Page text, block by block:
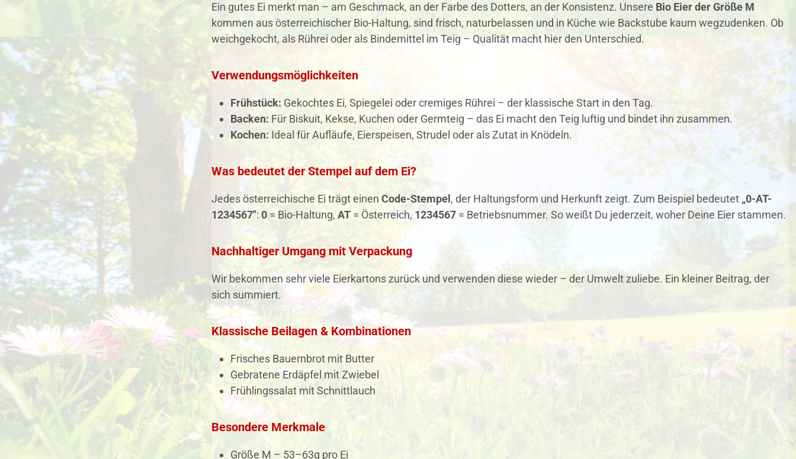
Ein gutes Ei merkt man – am Geschmack, an der Farbe des Dotters, an der Konsistenz. Unsere Bio Eier der Größe M
kommen aus österreichischer Bio-Haltung, sind frisch, naturbelassen und in Küche wie Backstube kaum wegzudenken. Ob
weichgekocht, als Rührei oder als Bindemittel im Teig – Qualität macht hier den Unterschied.
Verwendungsmöglichkeiten
Frühstück: Gekochtes Ei, Spiegelei oder cremiges Rührei – der klassische Start in den Tag.
Backen: Für Biskuit, Kekse, Kuchen oder Germteig – das Ei macht den Teig luftig und bindet ihn zusammen.
Kochen: Ideal für Aufläufe, Eierspeisen, Strudel oder als Zutat in Knödeln.
Was bedeutet der Stempel auf dem Ei?
Jedes österreichische Ei trägt einen Code-Stempel , der Haltungsform und Herkunft zeigt. Zum Beispiel bedeutet „0-AT-
1234567": 0 = Bio-Haltung, AT = Österreich, 1234567 = Betriebsnummer. So weißt Du jederzeit, woher Deine Eier stammen.
Nachhaltiger Umgang mit Verpackung
Wir bekommen sehr viele Eierkartons zurück und verwenden diese wieder – der Umwelt zuliebe. Ein kleiner Beitrag, der
sich summiert.
Klassische Beilagen & Kombinationen
Frisches Bauernbrot mit Butter
Gebratene Erdäpfel mit Zwiebel
Frühlingssalat mit Schnittlauch
Besondere Merkmale
Größe M – 53–63g pro Ei